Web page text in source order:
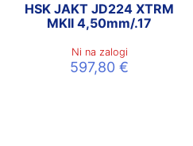
HSK JAKT JD224 XTRM
MKII 4,50mm/.17
Ni na zalogi
597,80€